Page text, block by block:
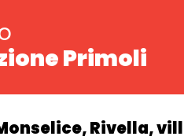
Primoli
Rivella,